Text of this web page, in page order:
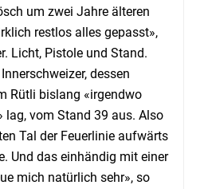
um zwei Jahre älteren
restlos alles gepasst»,
Licht, Pistole und Stand.
dessen
Rütli bislang «irgendwo
lag, vom Stand 39 aus. Also
Tal der Feuerlinie aufwärts
Und das einhändig mit einer
mich natürlich sehr», so